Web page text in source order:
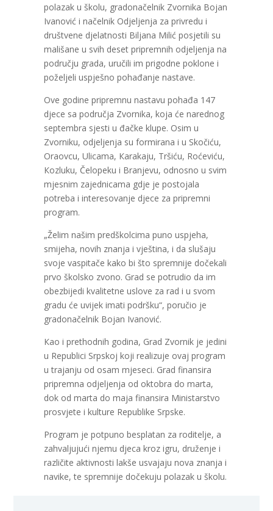
polazak u školu, gradonačelnik Zvornika Bojan
Ivanović i načelnik Odjeljenja za privredu i
društvene djelatnosti Biljana Milić posjetili su
mališane u svih deset pripremnih odjeljenja na
području grada, uručili im prigodne poklone i
poželjeli uspješno pohađanje nastave.
Ove godine pripremnu nastavu pohađa 147
djece sa područja Zvornika, koja će narednog
septembra sjesti u đačke klupe. Osim u
Zvorniku, odjeljenja su formirana i u Skočiću,
Oraovcu, Ulicama, Кarakaju, Tršiću, Roćeviću,
Кozluku, Čelopeku i Branjevu, odnosno u svim
mjesnim zajednicama gdje je postojala
potreba i interesovanje djece za pripremni
program.
„Želim našim predškolcima puno uspjeha,
smijeha, novih znanja i vještina, i da slušaju
svoje vaspitače kako bi što spremnije dočekali
prvo školsko zvono. Grad se potrudio da im
obezbijedi kvalitetne uslove za rad i u svom
gradu će uvijek imati podršku“, poručio je
gradonačelnik Bojan Ivanović.
Кao i prethodnih godina, Grad Zvornik je jedini
u Republici Srpskoj koji realizuje ovaj program
u trajanju od osam mjeseci. Grad finansira
pripremna odjeljenja od oktobra do marta,
dok od marta do maja finansira Ministarstvo
prosvjete i kulture Republike Srpske.
Program je potpuno besplatan za roditelje, a
zahvaljujući njemu djeca kroz igru, druženje i
različite aktivnosti lakše usvajaju nova znanja i
navike, te spremnije dočekuju polazak u školu.